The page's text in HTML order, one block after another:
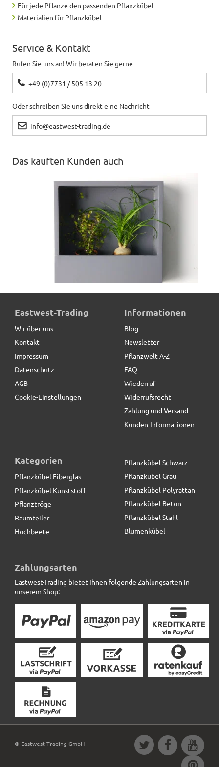
Für jede Pflanze den passenden Pflanzkübel
Materialien für Pflanzkübel
Service & Kontakt
Rufen Sie uns an! Wir beraten Sie gerne
+49 (0)7731 / 505 13 20
Oder schreiben Sie uns direkt eine Nachricht
info@eastwest-trading.de
Das kauften Kunden auch
Wand-Pflanzkasten LINEA, anthrazit - jetzt reduziert
19,90 € *statt
naturfarben
15,12 € *
Eastwest-Trading
Wir über uns
Kontakt
Impressum
Datenschutz
AGB
Cookie-Einstellungen
Informationen
Blog
Newsletter
Pflanzwelt A-Z
FAQ
Wiederruf
Widerrufsrecht
Zahlung und Versand
Kunden-Informationen
Kategorien
Pflanzkübel Fiberglas
Pflanzkübel Kunststoff
Pflanztröge
Raumteiler
Hochbeete
Pflanzkübel Schwarz
Pflanzkübel Grau
Pflanzkübel Polyrattan
Pflanzkübel Beton
Pflanzkübel Stahl
Blumenkübel
Zahlungsarten
Eastwest-Trading bietet Ihnen folgende Zahlungsarten in
unserem Shop:
© Eastwest-Trading GmbH